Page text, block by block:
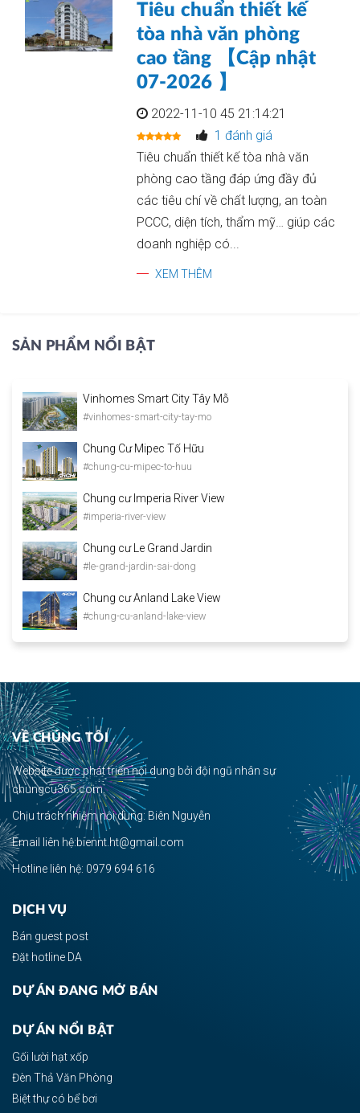
Tiêu chuẩn thiết kế
tòa nhà văn phòng
cao tầng 【Cập nhật
07-2026 】
2022-11-10 45 21:14:21
1 đánh giá
Tiêu chuẩn thiết kế tòa nhà văn
phòng cao tầng đáp ứng đầy đủ
các tiêu chí về chất lượng, an toàn
PCCC, diện tích, thẩm mỹ… giúp các
doanh nghiệp có...
XEM THÊM
SẢN PHẨM NỔI BẬT
Vinhomes Smart City Tây Mỗ
#vinhomes-smart-city-tay-mo
Chung Cư Mipec Tố Hữu
#chung-cu-mipec-to-huu
Chung cư Imperia River View
#imperia-river-view
Chung cư Le Grand Jardin
#le-grand-jardin-sai-dong
Chung cư Anland Lake View
#chung-cu-anland-lake-view
VỀ CHÚNG TÔI
Website được phát triển nội dung bởi đội ngũ nhân sự
chungcu365.com.
Chịu trách nhiệm nội dung: Biên Nguyễn
Email liên hệ:biennt.ht@gmail.com
Hotline liên hệ: 0979 694 616
DỊCH VỤ
Bán guest post
Đặt hotline DA
DỰ ÁN ĐANG MỞ BÁN
DỰ ÁN NỔI BẬT
Gối lười hạt xốp
Đèn Thả Văn Phòng
Biệt thự có bể bơi